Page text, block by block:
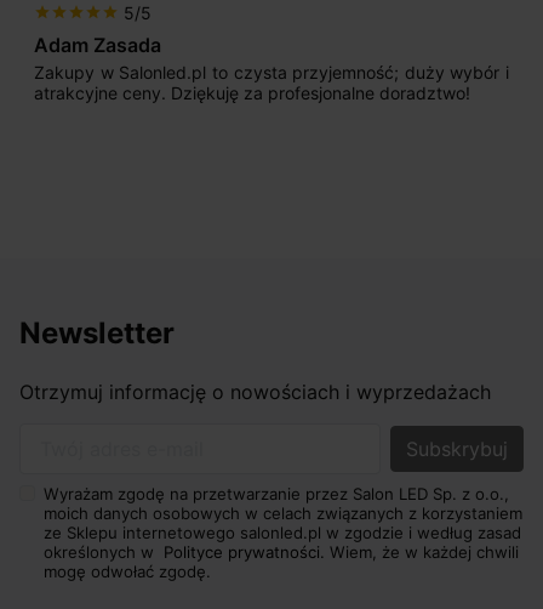
star star star star star 5/5
Adam Zasada
Zakupy w Salonled.pl to czysta przyjemność; duży wybór i
atrakcyjne ceny. Dziękuję za profesjonalne doradztwo!
Newsletter
Otrzymuj informację o nowościach i wyprzedażach
Wyrażam zgodę na przetwarzanie przez Salon LED Sp. z o.o.,
moich danych osobowych w celach związanych z korzystaniem
ze Sklepu internetowego salonled.pl w zgodzie i według zasad
określonych w Polityce prywatności. Wiem, że w każdej chwili
mogę odwołać zgodę.